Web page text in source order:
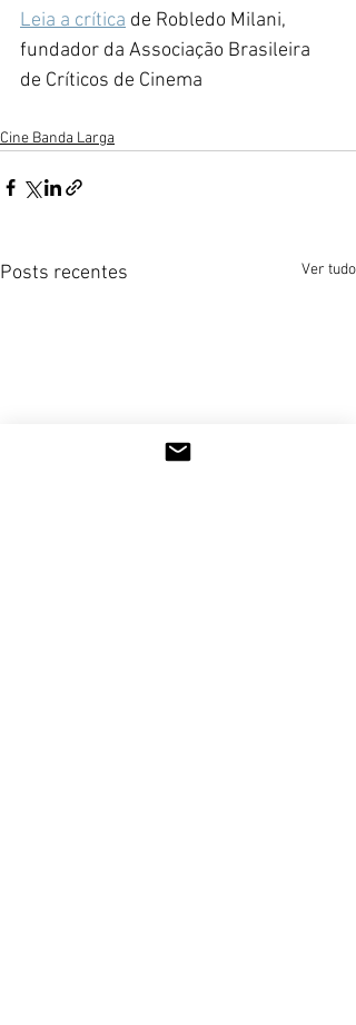
Leia a crítica de Robledo Milani,
fundador da Associação Brasileira
de Críticos de Cinema
Cine Banda Larga
Posts recentes Ver tudo